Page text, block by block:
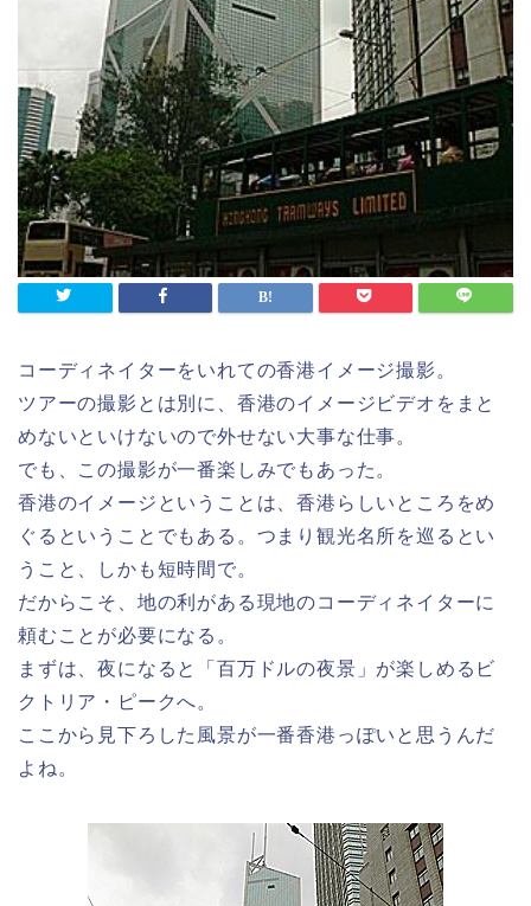
コーディネイターをいれての香港イメージ撮影。
ツアーの撮影とは別に、香港のイメージビデオをまと
めないといけないので外せない大事な仕事。
でも、この撮影が一番楽しみでもあった。
香港のイメージということは、香港らしいところをめ
ぐるということでもある。つまり観光名所を巡るとい
うこと、しかも短時間で。
だからこそ、地の利がある現地のコーディネイターに
頼むことが必要になる。
まずは、夜になると「百万ドルの夜景」が楽しめるビ
クトリア・ピークへ。
ここから見下ろした風景が一番香港っぽいと思うんだ
よね。